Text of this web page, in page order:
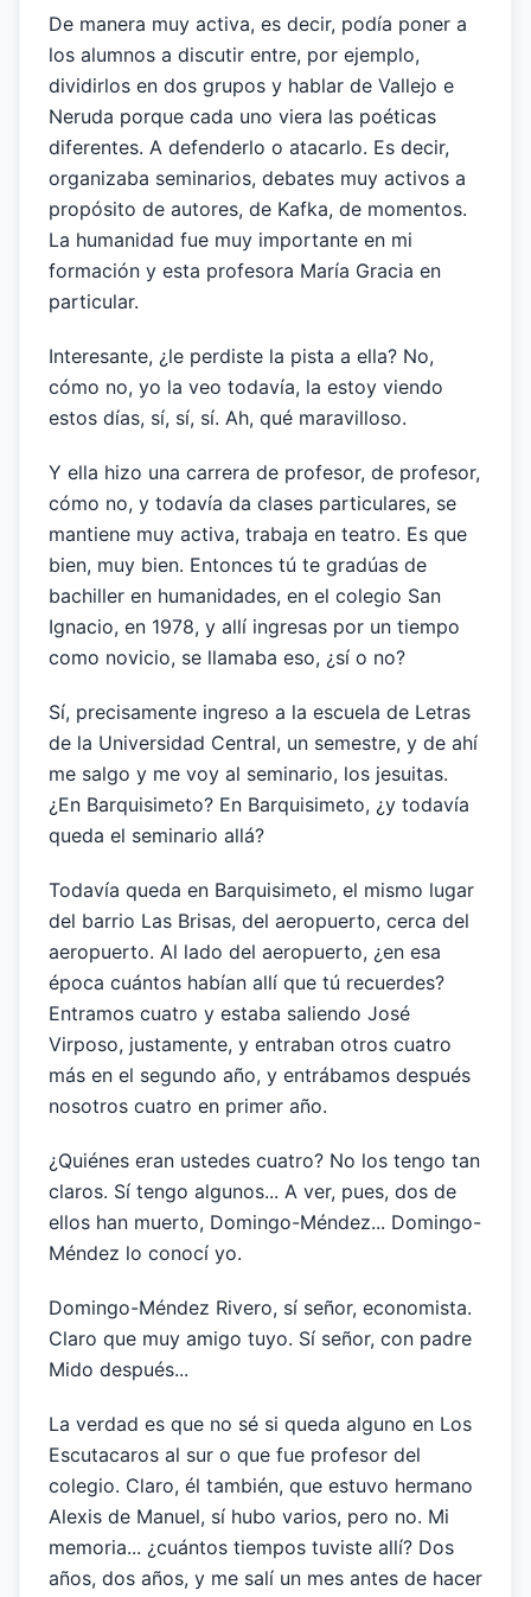
De manera muy activa, es decir, podía poner a
los alumnos a discutir entre, por ejemplo,
dividirlos en dos grupos y hablar de Vallejo e
Neruda porque cada uno viera las poéticas
diferentes. A defenderlo o atacarlo. Es decir,
organizaba seminarios, debates muy activos a
propósito de autores, de Kafka, de momentos.
La humanidad fue muy importante en mi
formación y esta profesora María Gracia en
particular.
Interesante, ¿le perdiste la pista a ella? No,
cómo no, yo la veo todavía, la estoy viendo
estos días, sí, sí, sí. Ah, qué maravilloso.
Y ella hizo una carrera de profesor, de profesor,
cómo no, y todavía da clases particulares, se
mantiene muy activa, trabaja en teatro. Es que
bien, muy bien. Entonces tú te gradúas de
bachiller en humanidades, en el colegio San
Ignacio, en 1978, y allí ingresas por un tiempo
como novicio, se llamaba eso, ¿sí o no?
Sí, precisamente ingreso a la escuela de Letras
de la Universidad Central, un semestre, y de ahí
me salgo y me voy al seminario, los jesuitas.
¿En Barquisimeto? En Barquisimeto, ¿y todavía
queda el seminario allá?
Todavía queda en Barquisimeto, el mismo lugar
del barrio Las Brisas, del aeropuerto, cerca del
aeropuerto. Al lado del aeropuerto, ¿en esa
época cuántos habían allí que tú recuerdes?
Entramos cuatro y estaba saliendo José
Virposo, justamente, y entraban otros cuatro
más en el segundo año, y entrábamos después
nosotros cuatro en primer año.
¿Quiénes eran ustedes cuatro? No los tengo tan
claros. Sí tengo algunos... A ver, pues, dos de
ellos han muerto, Domingo-Méndez... Domingo-
Méndez lo conocí yo.
Domingo-Méndez Rivero, sí señor, economista.
Claro que muy amigo tuyo. Sí señor, con padre
Mido después...
La verdad es que no sé si queda alguno en Los
Escutacaros al sur o que fue profesor del
colegio. Claro, él también, que estuvo hermano
Alexis de Manuel, sí hubo varios, pero no. Mi
memoria... ¿cuántos tiempos tuviste allí? Dos
años, dos años, y me salí un mes antes de hacer